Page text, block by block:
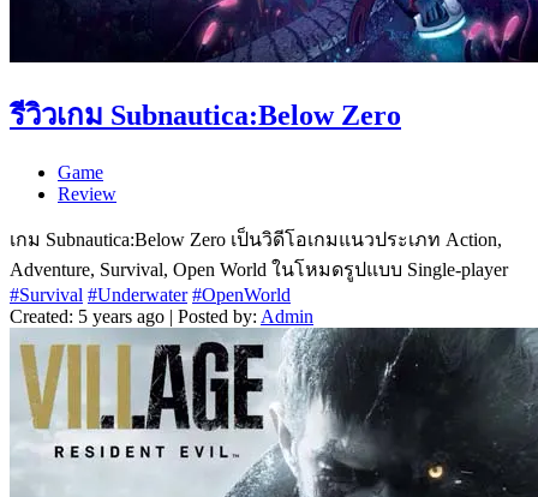
รีวิวเกม Subnautica:Below Zero
Game
Review
เกม Subnautica:Below Zero เป็นวิดีโอเกมแนวประเภท Action,
Adventure, Survival, Open World ในโหมดรูปแบบ Single-player
#Survival #Underwater #OpenWorld
Created: 5 years ago | Posted by: Admin